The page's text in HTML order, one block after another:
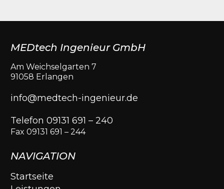
MEDtech Ingenieur GmbH
Am Weichselgarten 7
91058 Erlangen
info@medtech-ingenieur.de
Telefon 09131 691 – 240
Fax 09131 691 – 244
NAVIGATION
Startseite